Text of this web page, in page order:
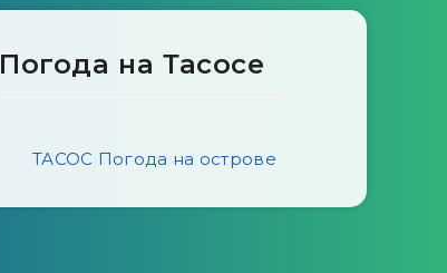
Погода на Тасосе
ТАСОС Погода на острове